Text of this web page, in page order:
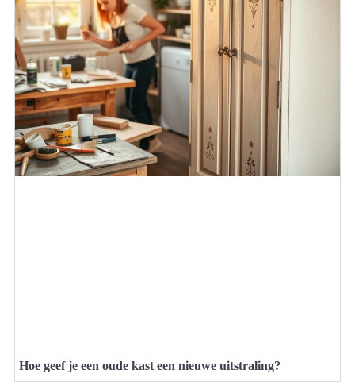
Hoe geef je een oude kast een nieuwe uitstraling?